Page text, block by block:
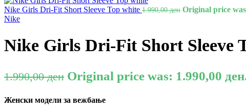
Nike Girls Dri-Fit Short Sleeve Top white 1.990,00ден Original price
Nike
Nike Girls Dri-Fit Short Sleeve
1.990,00ден Original price was: 1.990,00
Женски модели за вежбање